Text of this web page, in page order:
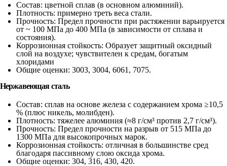
Состав: цветной сплав (в основном алюминий).
Плотность: примерно треть веса стали.
Прочность: Предел прочности при растяжении варьируется
от ~ 100 МПа до 400 МПа (в зависимости от сплава и
состояния).
Коррозионная стойкость: Образует защитный оксидный
слой на воздухе; чувствителен к средам, богатым
хлоридами
Общие оценки: 3003, 3004, 6061, 7075.
Нержавеющая сталь
Состав: сплав на основе железа с содержанием хрома ≥10,5
% (плюс никель, молибден).
Плотность: тяжелее алюминия (≈8 г/см³ против 2,7 г/см³).
Прочность: Предел прочности на разрыв от 515 МПа до
1300 МПа для высокопрочных марок.
Коррозионная стойкость: отличная в большинстве сред
благодаря пассивному слою оксида хрома.
Общие оценки: 304, 316, 430, 420.